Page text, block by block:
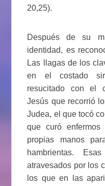
20,25).
Después de su
identidad, es
Las llagas de los
en el costado
resucitado con el
Jesús que recorrió
Judea, el que tocó
que curó
propias manos
hambrientas.
atravesados por los
los que en las